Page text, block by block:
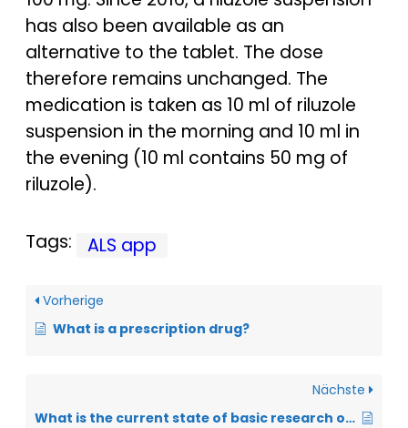
has also been available as an
alternative to the tablet. The dose
therefore remains unchanged. The
medication is taken as 10 ml of riluzole
suspension in the morning and 10 ml in
the evening (10 ml contains 50 mg of
riluzole).
Tags: ALS app
Vorherige
What is a prescription drug?
Nächste
What is the current state of basic research on ALS?